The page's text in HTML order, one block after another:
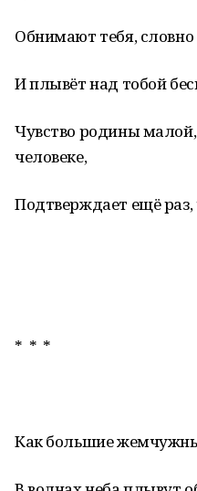
Обнимают тебя,
И плывёт над тобой
Чувство родины
человеке,
Подтверждает ещё
* * *
Как большие